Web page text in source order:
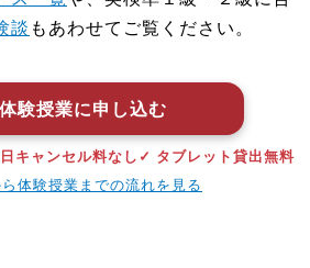
談 もあわせてご覧ください。
験授業に申し込む
キャンセル料なし ✓ タブレット貸出無料
体験授業までの流れを見る